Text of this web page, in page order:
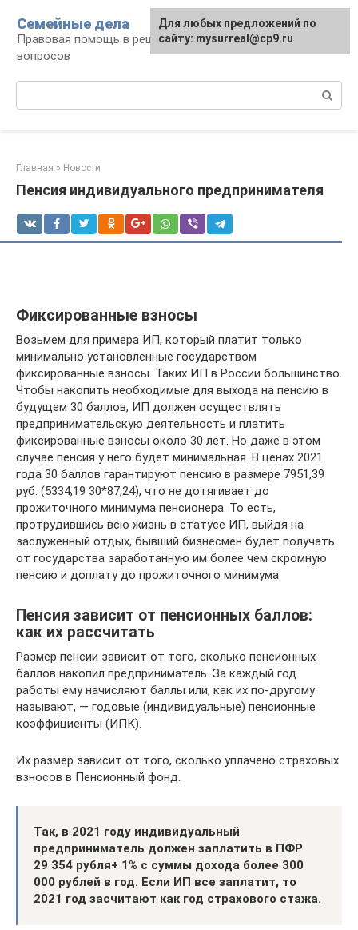
контенту
Семейные дела
Правовая помощь в решении семейных
вопросов
Главная » Новости
Пенсия индивидуального предпринимателя
Фиксированные взносы
Возьмем для примера ИП, который платит только
минимально установленные государством
фиксированные взносы. Таких ИП в России большинство.
Чтобы накопить необходимые для выхода на пенсию в
будущем 30 баллов, ИП должен осуществлять
предпринимательскую деятельность и платить
фиксированные взносы около 30 лет. Но даже в этом
случае пенсия у него будет минимальная. В ценах 2021
года 30 баллов гарантируют пенсию в размере 7951,39
руб. (5334,19 30*87,24), что не дотягивает до
прожиточного минимума пенсионера. То есть,
протрудившись всю жизнь в статусе ИП, выйдя на
заслуженный отдых, бывший бизнесмен будет получать
от государства заработанную им более чем скромную
пенсию и доплату до прожиточного минимума.
Пенсия зависит от пенсионных баллов:
как их рассчитать
Размер пенсии зависит от того, сколько пенсионных
баллов накопил предприниматель. За каждый год
работы ему начисляют баллы или, как их по-другому
называют, — годовые (индивидуальные) пенсионные
коэффициенты (ИПК).
Их размер зависит от того, сколько уплачено страховых
взносов в Пенсионный фонд.
Так, в 2021 году индивидуальный
предприниматель должен заплатить в ПФР
29 354 рубля+ 1% с суммы дохода более 300
000 рублей в год. Если ИП все заплатит, то
2021 год засчитают как год страхового стажа.
Для любых предложений по
сайту: mysurreal@cp9.ru